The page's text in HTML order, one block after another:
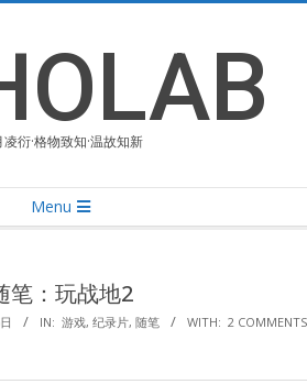
衍·格物致知·温故知新
Menu
笔：玩战地2
IN: 游戏, 纪录片, 随笔 WITH: 2 COMMENTS